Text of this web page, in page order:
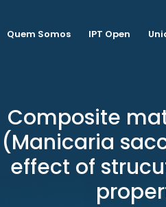
Quem Somos IPT Open
Composite
(Manicaria
effect of